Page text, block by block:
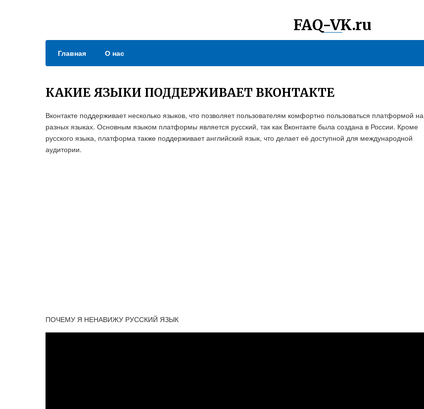
FAQ-VK.ru
Главная О нас
КАКИЕ ЯЗЫКИ ПОДДЕРЖИВАЕТ ВКОНТАКТЕ
Вконтакте поддерживает несколько языков, что позволяет пользователям комфортно пользоваться платформой на
разных языках. Основным языком платформы является русский, так как Вконтакте была создана в России. Кроме
русского языка, платформа также поддерживает английский язык, что делает её доступной для международной
аудитории.
ПОЧЕМУ Я НЕНАВИЖУ РУССКИЙ ЯЗЫК